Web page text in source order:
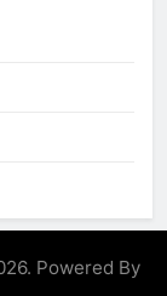
Powered By